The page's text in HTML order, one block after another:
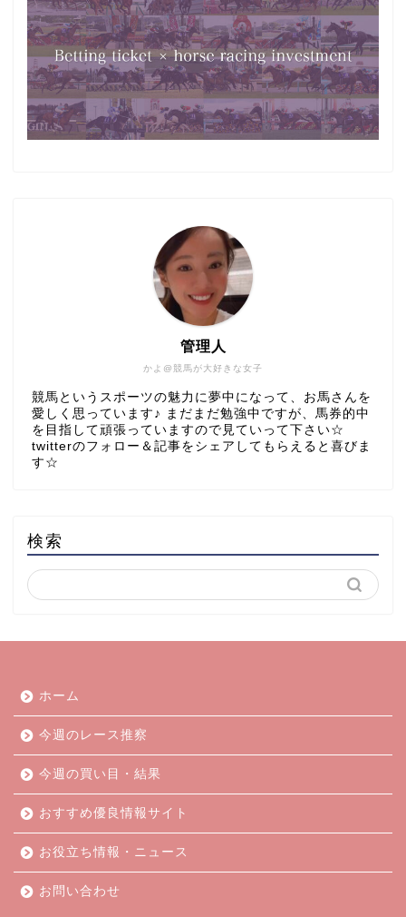
かよ@競馬が大好きな女子
管理人
競馬というスポーツの魅力に夢中になって、お馬さんを
愛しく思っています♪ まだまだ勉強中ですが、馬券的中
を目指して頑張っていますので見ていって下さい☆
twitterのフォロー＆記事をシェアしてもらえると喜びま
す☆
検索
ホーム
今週のレース推察
今週の買い目・結果
おすすめ優良情報サイト
お役立ち情報・ニュース
お問い合わせ